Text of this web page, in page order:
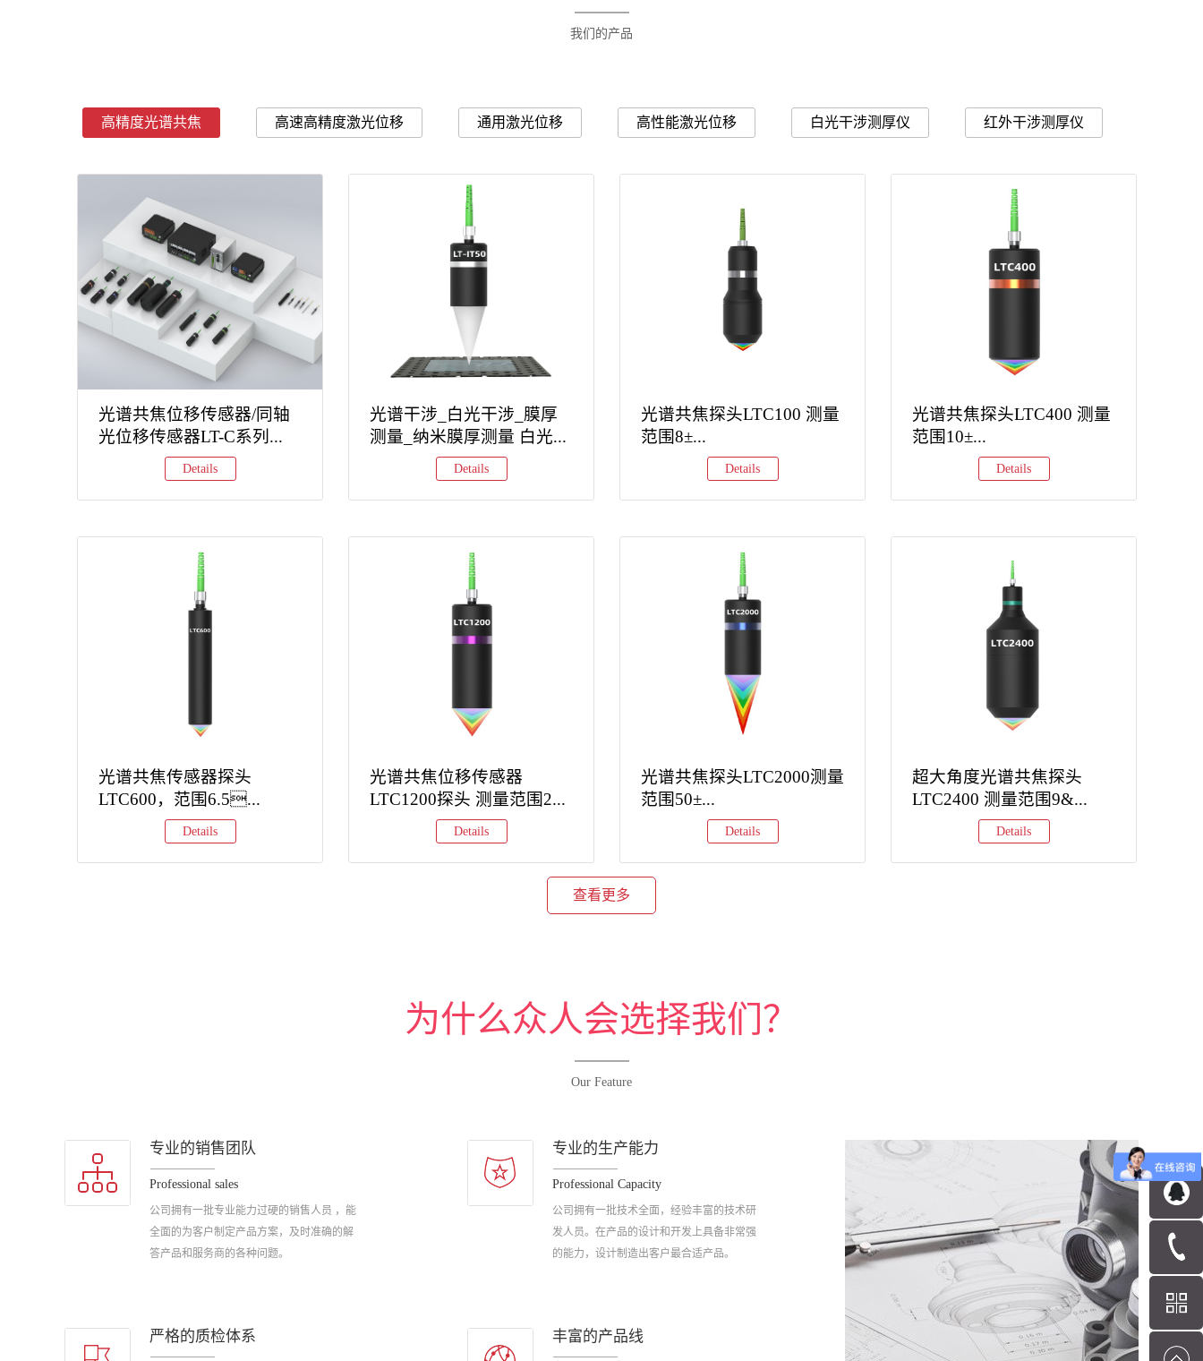
我们的产品
高精度光谱共焦 高速高精度激光位移 通用激光位移 高性能激光位移 白光干涉测厚仪
红外干涉测厚仪
光谱共焦位移传感器/同轴
光位移传感器LT-C系列...
Details
光谱干涉_白光干涉_膜厚
测量_纳米膜厚测量 白光...
Details
光谱共焦探头LTC100 测量
范围8±...
Details
光谱共焦探头LTC400 测量
范围10±...
Details
光谱共焦传感器探头
LTC600，范围6.5...
Details
光谱共焦位移传感器
LTC1200探头 测量范围2...
Details
光谱共焦探头LTC2000测量
范围50±...
Details
超大角度光谱共焦探头
LTC2400 测量范围9&...
Details
查看更多
为什么众人会选择我们？
Our Feature
专业的销售团队
Professional sales
公司拥有一批专业能力过硬的销售人员 ，能
全面的为客户制定产品方案，及时准确的解
答产品和服务商的各种问题。
严格的质检体系
专业的生产能力
Professional Capacity
公司拥有一批技术全面，经验丰富的技术研
发人员。在产品的设计和开发上具备非常强
的能力，设计制造出客户最合适产品。
丰富的产品线